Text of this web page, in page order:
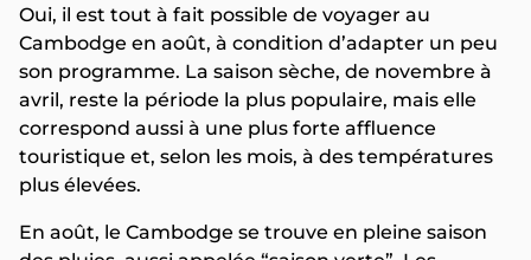
Oui, il est tout à fait possible de voyager au
Cambodge en août, à condition d’adapter un peu
son programme. La saison sèche, de novembre à
avril, reste la période la plus populaire, mais elle
correspond aussi à une plus forte affluence
touristique et, selon les mois, à des températures
plus élevées.
En août, le Cambodge se trouve en pleine saison